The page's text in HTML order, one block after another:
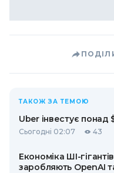
ТАКОЖ ЗА ТЕМОЮ
Uber інвестує понад
Сьогодні 02:07 43
Економіка ШІ-
заробляють OpenAI